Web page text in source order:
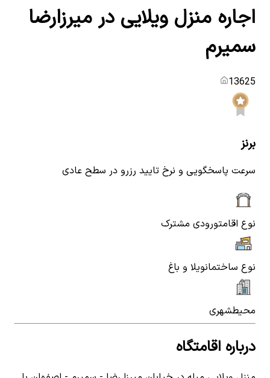
اجاره منزل ویلایی در میرزارضا
سمیرم
13625
برنز
سرعت پاسخگویی و نرخ تایید رزرو در سطح عادی
نوع اقامتورودی مشترک
نوع ساختمانویلا و باغ
محیطشهری
درباره اقامتگاه